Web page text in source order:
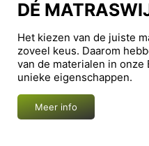
DÉ
Het kiezen van de juiste
zoveel keus. Daarom
van de materialen in
unieke eigenschappen.
Meer info